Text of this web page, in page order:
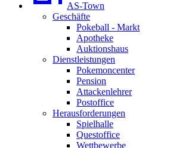
AS-Town
Geschäfte
Pokeball - Markt
Apotheke
Auktionshaus
Dienstleistungen
Pokemoncenter
Pension
Attackenlehrer
Postoffice
Herausforderungen
Spielhalle
Questoffice
Wettbewerbe